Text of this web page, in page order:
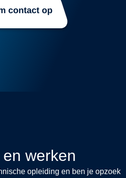
contact op
werken
opleiding en ben je opzoek